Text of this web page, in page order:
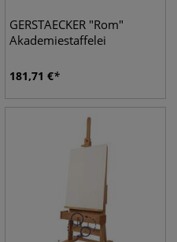
GERSTAECKER "Rom"
Akademiestaffelei
181,71 €